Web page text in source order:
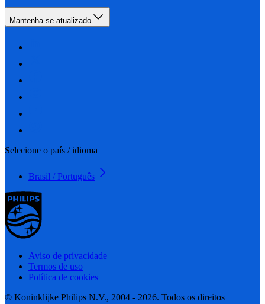
Mantenha-se atualizado
Selecione o país / idioma
Brasil / Português
Aviso de privacidade
Termos de uso
Política de cookies
© Koninklijke Philips N.V., 2004 - 2026. Todos os direitos